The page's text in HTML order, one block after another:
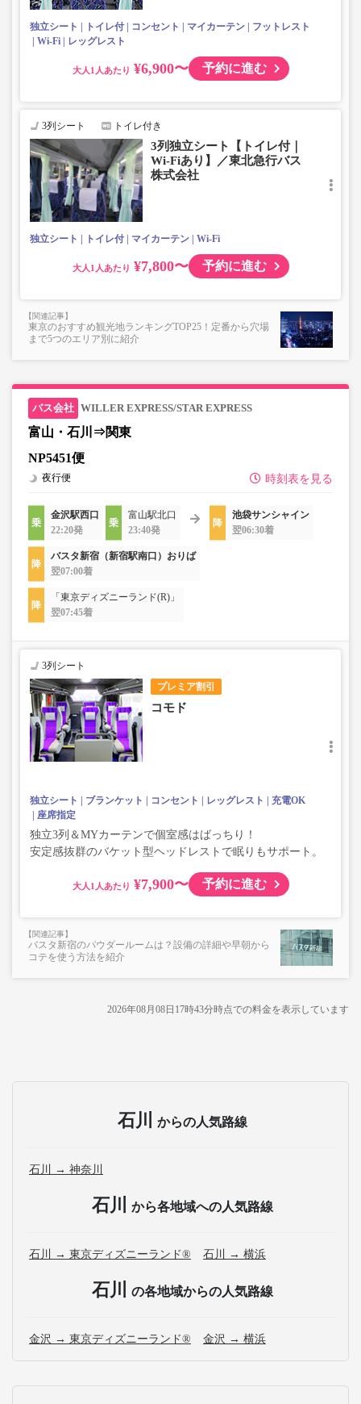
独立シート トイレ付 コンセント マイカーテン
フットレスト
Wi-Fi
レッグレスト
大人 ¥6,900〜 予約に進む
3列シート トイレ付き
3列独立シート【トイレ付｜
Wi-Fiあり】／東北急行バス
株式会社
独立シート トイレ付 マイカーテン Wi-Fi
大人 ¥7,800〜 予約に進む
東京のおすすめ観光地ランキングTOP25！定番から穴場
まで5つのエリア別に紹介
WILLER EXPRESS/STAR EXPRESS
富山・石川⇒関東
NP5451便
時刻表を見る
夜行便
金沢駅西口
22:20発
富山駅北口
23:40発
池袋サンシャイン
翌06:30着
バスタ新宿（新宿駅南口）おりば
翌07:00着
「東京ディズニーランド(R)」
翌07:45着
プレミア割引
3列シート
コモド
独立シート ブランケット コンセント レッグレスト
充電OK
座席指定
独立3列＆MYカーテンで個室感はばっちり！
安定感抜群のバケット型ヘッドレストで眠りもサポート。
大人 ¥7,900〜 予約に進む
バスタ新宿のパウダールームは？設備の詳細や早朝から
コテを使う方法を紹介
2026年08月08日17時43分時点での料金を表示しています
石川 からの人気路線
石川 → 神奈川
石川 から各地域への人気路線
石川 → 東京ディズニーランド® 石川 → 横浜
石川 の各地域からの人気路線
金沢 → 東京ディズニーランド® 金沢 → 横浜